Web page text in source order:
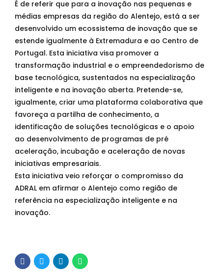
É de referir que para a inovação nas pequenas e
médias empresas da região do Alentejo, está a ser
desenvolvido um ecossistema de inovação que se
estende igualmente à Extremadura e ao Centro de
Portugal. Esta iniciativa visa promover a
transformação industrial e o empreendedorismo de
base tecnológica, sustentados na especialização
inteligente e na inovação aberta. Pretende-se,
igualmente, criar uma plataforma colaborativa que
favoreça a partilha de conhecimento, a
identificação de soluções tecnológicas e o apoio
ao desenvolvimento de programas de pré
aceleração, incubação e aceleração de novas
iniciativas empresariais.
Esta iniciativa veio reforçar o compromisso da
ADRAL em afirmar o Alentejo como região de
referência na especialização inteligente e na
inovação.